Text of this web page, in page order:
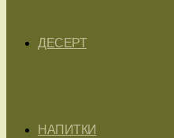
ДЕСЕРТ
НАПИТКИ